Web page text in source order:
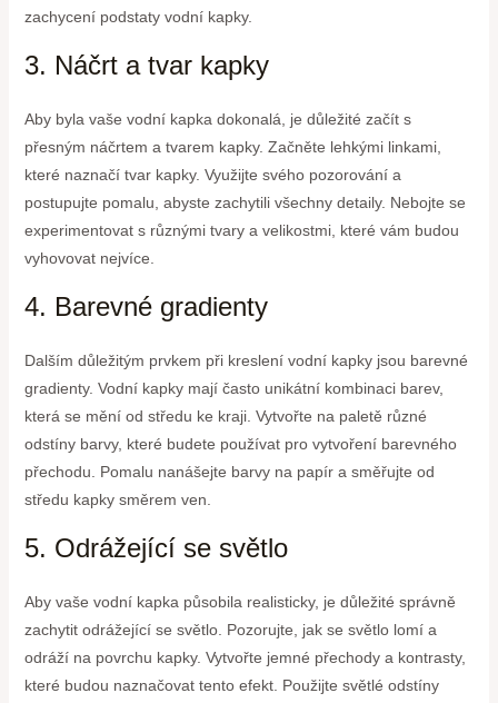
zachycení podstaty vodní kapky.
3. Náčrt a tvar kapky
Aby byla vaše vodní kapka dokonalá, je důležité začít s
přesným náčrtem a tvarem kapky. Začněte lehkými linkami,
které naznačí tvar kapky. Využijte svého pozorování a
postupujte pomalu, abyste zachytili všechny detaily. Nebojte se
experimentovat s různými tvary a velikostmi, které vám budou
vyhovovat nejvíce.
4. Barevné gradienty
Dalším důležitým prvkem při kreslení vodní kapky jsou barevné
gradienty. Vodní kapky mají často unikátní kombinaci barev,
která se mění od středu ke kraji. Vytvořte na paletě různé
odstíny barvy, které budete používat pro vytvoření barevného
přechodu. Pomalu nanášejte barvy na papír a směřujte od
středu kapky směrem ven.
5. Odrážející se světlo
Aby vaše vodní kapka působila realisticky, je důležité správně
zachytit odrážející se světlo. Pozorujte, jak se světlo lomí a
odráží na povrchu kapky. Vytvořte jemné přechody a kontrasty,
které budou naznačovat tento efekt. Použijte světlé odstíny